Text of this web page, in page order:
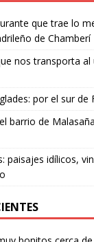
que trae lo
de Chamberí
nos transporta al
por el sur de
barrio de
paisajes idílicos,